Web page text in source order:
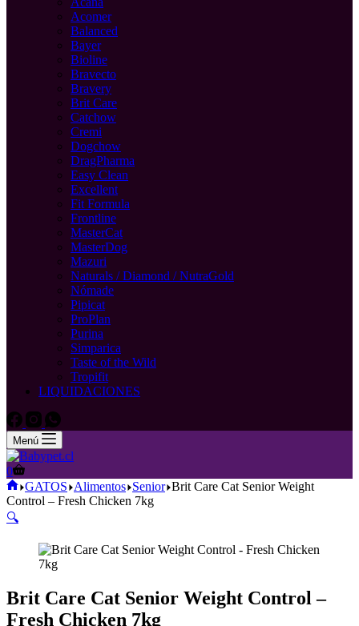
Acomer
Balanced
Bayer
Bioline
Bravecto
Bravery
Brit Care
Catchow
Cremi
Dogchow
DragPharma
Easy Clean
Excellent
Fit Formula
Frontline
MasterCat
MasterDog
Mazuri
Naturals / Diamond / NutraGold
Nómade
Pipicat
ProPlan
Purina
Simparica
Taste of the Wild
Tropifit
LIQUIDACIONES
Menú
Carro
de
compra
0
Inicio
GATOS Alimentos Senior Brit Care Cat Senior Weight
Control – Fresh Chicken 7kg
🔍
Brit Care Cat Senior Weight Control –
Fresh Chicken 7kg